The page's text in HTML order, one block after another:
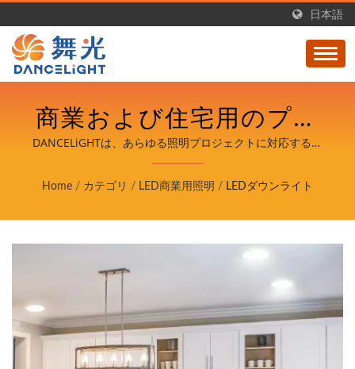
日本語
商業および住宅用のプロ
フェッショナルLEDダウ
ンライトソリューション
DANCELiGHTは、あらゆる照明プロジェクトに対応する調
整可能で調光可能なオプションを備えた埋め込み型および表
面取り付け型の多目的LEDダウンライトを提供します。
Home / カテゴリ / LED商業用照明 / LEDダウンライト